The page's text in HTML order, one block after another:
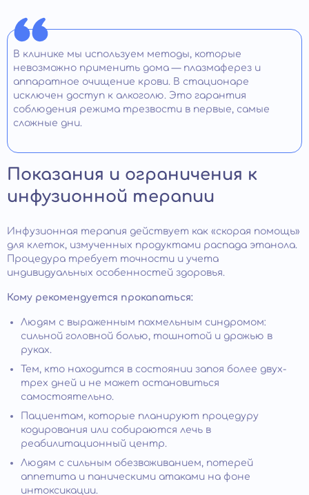
В клинике мы используем методы, которые
невозможно применить дома — плазмаферез и
аппаратное очищение крови. В стационаре
исключен доступ к алкоголю. Это гарантия
соблюдения режима трезвости в первые, самые
сложные дни.
Показания и ограничения к
инфузионной терапии
Инфузионная терапия действует как «скорая помощь»
для клеток, измученных продуктами распада этанола.
Процедура требует точности и учета
индивидуальных особенностей здоровья.
Кому рекомендуется прокапаться:
Людям с выраженным похмельным синдромом:
сильной головной болью, тошнотой и дрожью в
руках.
Тем, кто находится в состоянии запоя более двух-
трех дней и не может остановиться
самостоятельно.
Пациентам, которые планируют процедуру
кодирования или собираются лечь в
реабилитационный центр.
Людям с сильным обезвоживанием, потерей
аппетита и паническими атаками на фоне
интоксикации.